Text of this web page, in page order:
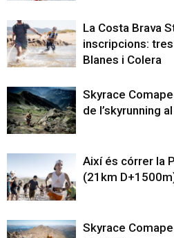
La Costa Brava
inscripcions:
Blanes i Colera
Skyrace
de l’skyrunning
Així és córrer la
(21km
Skyrace